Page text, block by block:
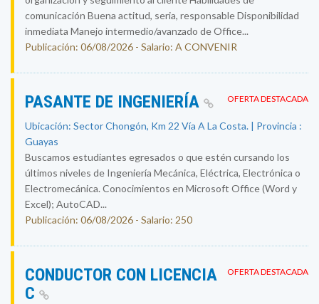
comunicación Buena actitud, seria, responsable Disponibilidad
inmediata Manejo intermedio/avanzado de Office...
Publicación: 06/08/2026 - Salario: A CONVENIR
OFERTA DESTACADA
PASANTE DE INGENIERÍA
Ubicación: Sector Chongón, Km 22 Vía A La Costa. | Provincia :
Guayas
Buscamos estudiantes egresados o que estén cursando los
últimos niveles de Ingeniería Mecánica, Eléctrica, Electrónica o
Electromecánica. Conocimientos en Microsoft Office (Word y
Excel); AutoCAD...
Publicación: 06/08/2026 - Salario: 250
OFERTA DESTACADA
CONDUCTOR CON LICENCIA
C